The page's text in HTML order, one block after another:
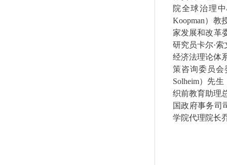
院全球治理
Koopman）教
家发展和改革
研究员卡尔·索
经济法理论体
策咨询委员会
Solheim）先生
织前教育助理
国政府事务司
学院代理院长